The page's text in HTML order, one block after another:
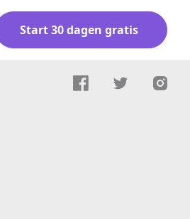
Start 30 dagen gratis